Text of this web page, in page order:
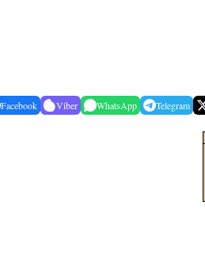
Facebook Viber WhatsApp Telegram